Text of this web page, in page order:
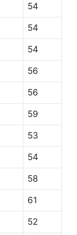
54
54
54
56
56
59
53
54
58
61
52